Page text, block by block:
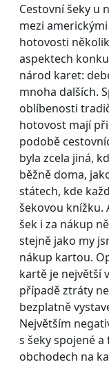
Cestovní šeky u
mezi
hotovosti
aspektech
národ karet:
mnoha dalších.
oblíbenosti
hotovost mají
podobě
byla zcela jiná,
běžně doma,
státech, kde
šekovou knížku.
šek i za nákup
stejně jako my
nákup kartou.
kartě je největší
případě ztráty
bezplatně
Největším
s šeky spojené
obchodech na